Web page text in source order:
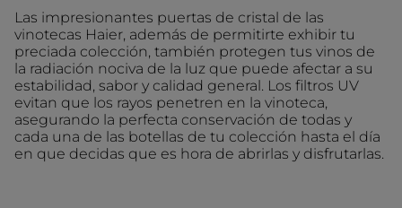
Las impresionantes puertas de cristal de las
vinotecas Haier, además de permitirte exhibir tu
preciada colección, también protegen tus vinos de
la radiación nociva de la luz que puede afectar a su
estabilidad, sabor y calidad general. Los filtros UV
evitan que los rayos penetren en la vinoteca,
asegurando la perfecta conservación de todas y
cada una de las botellas de tu colección hasta el día
en que decidas que es hora de abrirlas y disfrutarlas.